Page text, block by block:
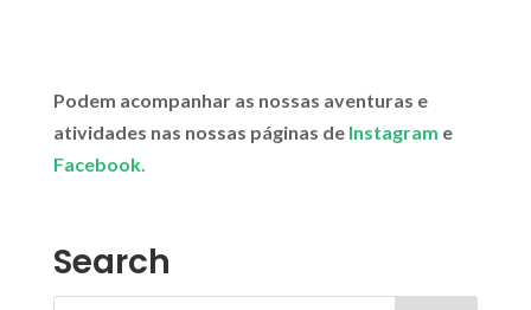
Podem acompanhar as nossas aventuras e
atividades nas nossas páginas de Instagram e
Facebook.
Search